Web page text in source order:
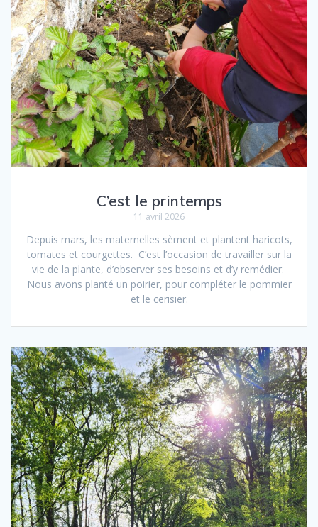
C’est le printemps
11 avril 2026
Depuis mars, les maternelles sèment et plantent haricots,
tomates et courgettes. C’est l’occasion de travailler sur la
vie de la plante, d’observer ses besoins et d’y remédier.
Nous avons planté un poirier, pour compléter le pommier
et le cerisier.